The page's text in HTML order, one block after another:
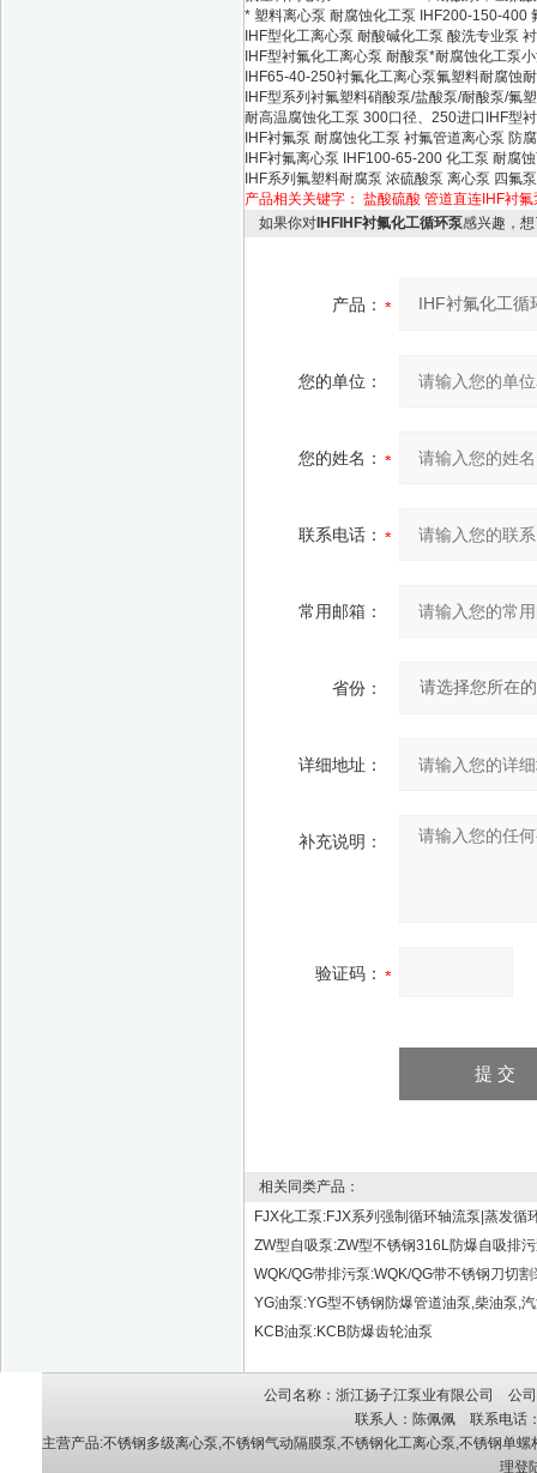
* 塑料离心泵 耐腐蚀化工泵 IHF200-150-400
IHF型化工离心泵 耐酸碱化工泵 酸洗专业泵
IHF型衬氟化工离心泵 耐酸泵*耐腐蚀化工泵
IHF65-40-250衬氟化工离心泵氟塑料耐腐蚀
IHF型系列衬氟塑料硝酸泵/盐酸泵/耐酸泵/氟
耐高温腐蚀化工泵 300口径、250进口IHF型
IHF衬氟泵 耐腐蚀化工泵 衬氟管道离心泵 防
IHF衬氟离心泵 IHF100-65-200 化工泵 耐腐
IHF系列氟塑料耐腐泵 浓硫酸泵 离心泵 四氟
产品相关关键字： 盐酸硫酸 管道直连IHF衬氟
如果你对 IHFIHF衬氟化工循环泵感兴趣，
产品：
您的单位：
您的姓名：
联系电话：
常用邮箱：
省份：
详细地址：
补充说明：
验证码：
相关同类产品：
FJX化工泵:FJX系列强制循环轴流泵|蒸发循
ZW型自吸泵:ZW型不锈钢316L防爆自吸排
WQK/QG带排污泵:WQK/QG带不锈钢刀切
YG油泵:YG型不锈钢防爆管道油泵,柴油泵,
KCB油泵:KCB防爆齿轮油泵
公司名称：浙江扬子江泵业有限公司 公
联系人：陈佩佩 联系电话
主营产品:不锈钢多级离心泵,不锈钢气动隔膜泵,不锈钢化工离心泵,不锈钢单螺
理登